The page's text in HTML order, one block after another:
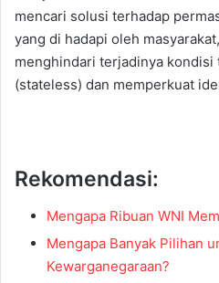
mencari solusi terhadap
yang di hadapi oleh
menghindari terjadinya kondisi
(stateless) dan memperkuat
Rekomendasi:
Mengapa Ribuan WNI
Mengapa Banyak Pilihan
Kewarganegaraan?